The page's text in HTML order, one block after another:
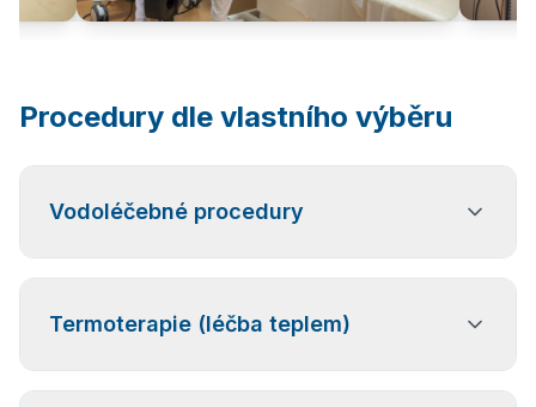
Procedury dle vlastního výběru
Vodoléčebné procedury
hydromasážní a perličkové koupele
Termoterapie (léčba teplem)